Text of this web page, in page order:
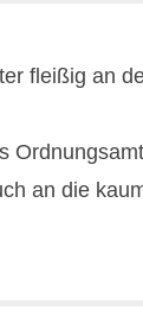
fleißig an
an die